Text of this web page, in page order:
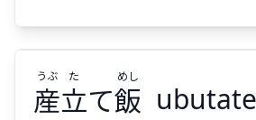
産立て飯
うぶ た めし